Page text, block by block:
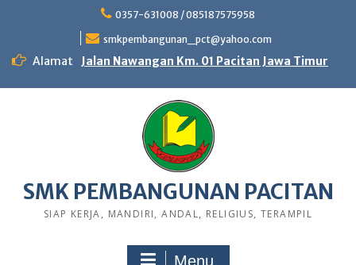
0357-631008 / 085187575958
smkpembangunan_pct@yahoo.com
Alamat Jalan Nawangan Km. 01 Pacitan Jawa Timur
SMK PEMBANGUNAN PACITAN
SIAP KERJA, MANDIRI, ANDAL, RELIGIUS, TERAMPIL
Menu